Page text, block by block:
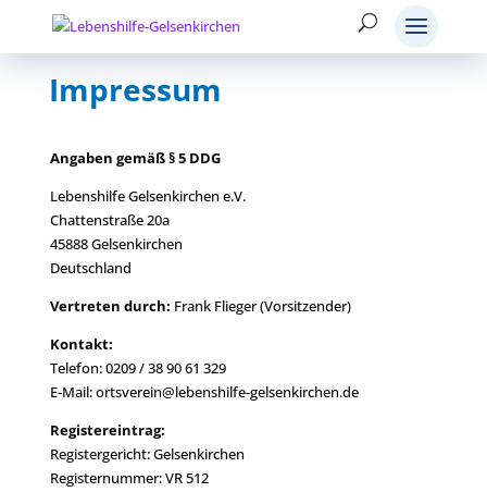
Impressum
Angaben gemäß § 5 DDG
Lebenshilfe Gelsenkirchen e.V.
Chattenstraße 20a
45888 Gelsenkirchen
Deutschland
Vertreten durch: Frank Flieger (Vorsitzender)
Kontakt:
Telefon: 0209 / 38 90 61 329
E-Mail: ortsverein@lebenshilfe-gelsenkirchen.de
Registereintrag:
Registergericht: Gelsenkirchen
Registernummer: VR 512